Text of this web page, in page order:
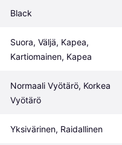
Black
Suora, Väljä, Kapea,
Kartiomainen, Kapea
Normaali Vyötärö, Korkea
Vyötärö
Yksivärinen, Raidallinen